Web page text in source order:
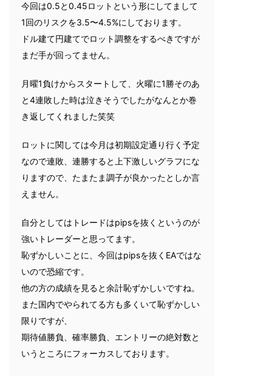
今回は0.5と0.45ロットという形にしてまして
1回のリスクを3.5〜4.5%にしております。
ドル建て円建てでロット調整をするべきですが
まだ手が回ってません。
月曜1負けからスタートして、火曜に1勝そのあ
と4連敗した時は泣きそうでしたがなんとか巻
き返してくれました笑笑
ロットに関しては今月は初期設定通り行く予定
なので連敗、連勝すると上下激しいグラフにな
りますので、たまたま調子が良かったとしか言
えません。
自分としてはトレードはpipsを抜くというのが
強いトレーダーと思ってます。
恥ずかしいことに、今回はpipsを抜くEAではな
いので恐縮です。
他の方の成績を見ると余計恥ずかしいですね。
また国内でやられてる方も多くいて恥ずかしい
限りですが、
期待値勝負、確率勝負、エントリーの絶対数と
いうところにフォーカスしております。